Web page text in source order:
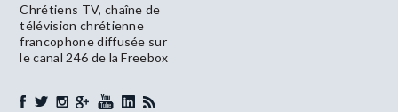
Chrétiens TV, chaîne de
télévision chrétienne
francophone diffusée sur
le canal 246 de la Freebox